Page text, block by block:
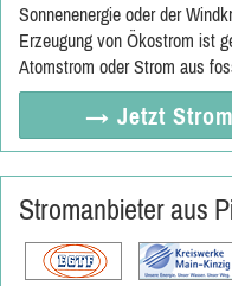
Sonnenenergie oder der
Erzeugung von Ökostrom ist
Atomstrom oder Strom aus
→ Jetzt
Stromanbieter aus